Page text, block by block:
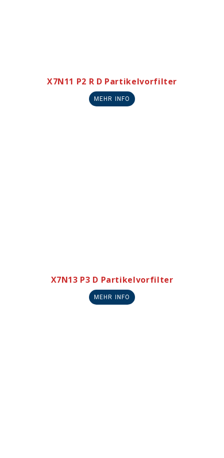
X7N11 P2 R D Partikelvorfilter
MEHR INFO
X7N13 P3 D Partikelvorfilter
MEHR INFO